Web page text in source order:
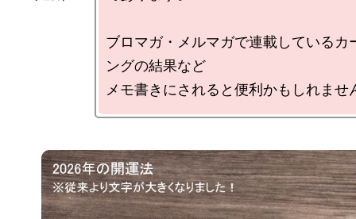
ブロマガ・メルマガで連載しているカ
ングの結果など